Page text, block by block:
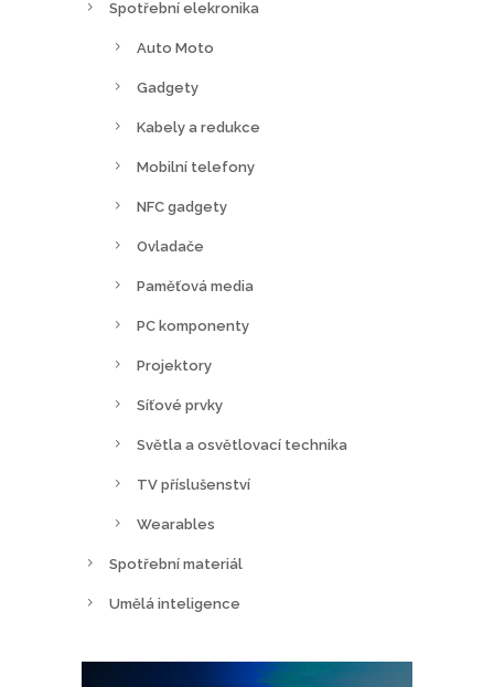
Spotřební elekronika
Auto Moto
Gadgety
Kabely a redukce
Mobilní telefony
NFC gadgety
Ovladače
Paměťová media
PC komponenty
Projektory
Síťové prvky
Světla a osvětlovací technika
TV příslušenství
Wearables
Spotřební materiál
Umělá inteligence